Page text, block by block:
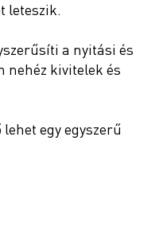
leteszik.
a nyitási és
nehéz kivitelek és
egy egyszerű